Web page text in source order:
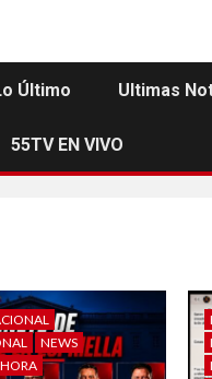
Último Ultimas
55TV EN VIVO
NEWS